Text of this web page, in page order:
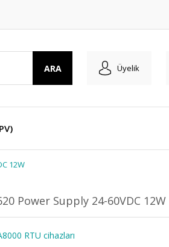
ARA Üyelik
12W
Power Supply 24-60VDC 12W
RTU cihazları